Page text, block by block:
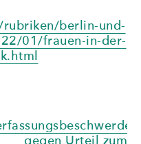
berlin-und-
01/frauen-in-der-
gegen Urteil zum